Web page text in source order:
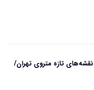
تازه متروی تهران/